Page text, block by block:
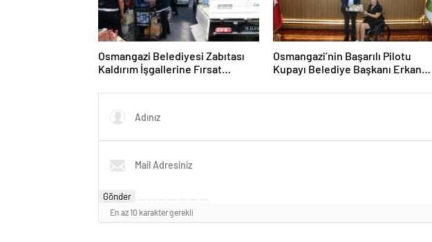
Osmangazi Belediyesi Zabıtası
Kaldırım İşgallerine Fırsat
Osmangazi’nin Başarılı Pilotu
Kupayı Belediye Başkanı Erkan
Gönder
En az 10 karakter gerekli